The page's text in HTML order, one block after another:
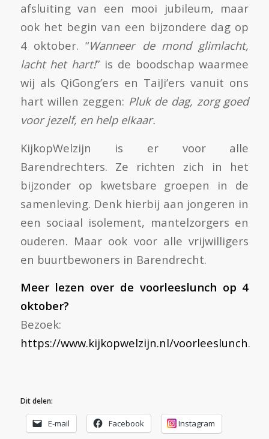
afsluiting van een mooi jubileum, maar
ook het begin van een bijzondere dag op
4 oktober. “Wanneer de mond glimlacht,
lacht het hart!” is de boodschap waarmee
wij als QiGong’ers en TaiJi’ers vanuit ons
hart willen zeggen: Pluk de dag, zorg goed
voor jezelf, en help elkaar.
KijkopWelzijn is er voor alle
Barendrechters. Ze richten zich in het
bijzonder op kwetsbare groepen in de
samenleving. Denk hierbij aan jongeren in
een sociaal isolement, mantelzorgers en
ouderen. Maar ook voor alle vrijwilligers
en buurtbewoners in Barendrecht.
Meer lezen over de voorleeslunch op 4
oktober?
Bezoek:
https://www.kijkopwelzijn.nl/voorleeslunch.
Dit delen:
E-mail Facebook Instagram